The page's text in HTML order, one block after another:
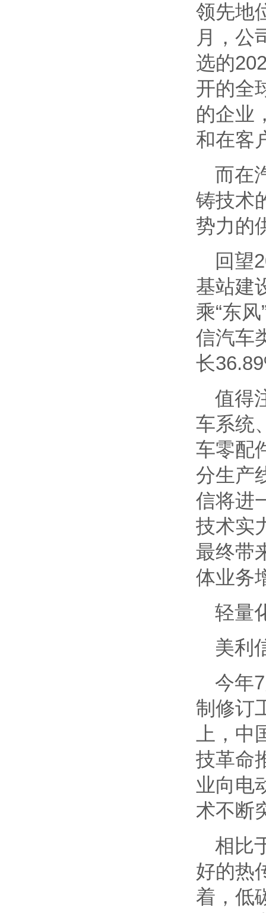
领先地
月，公
选的
开的全
的企业
和在客
而在
铸技术
势力的
回望
基站建
乘“东
信汽车
长
值得
车系统
车零配
分生产
信将进
技术实
最终带
体业务
轻量
美利
今年
制修订
上，
技革命
业向电
术不断
相比
好的热
着，低